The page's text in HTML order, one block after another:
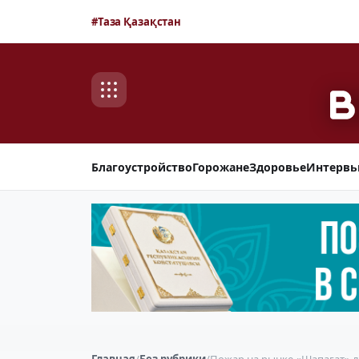
#Таза Қазақстан
БлагоустройствоГорожанеЗдоровье